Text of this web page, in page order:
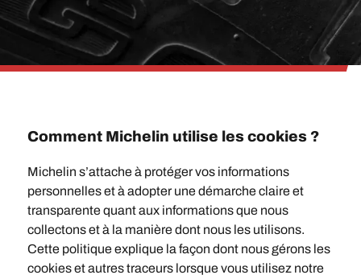
Comment Michelin utilise les cookies ?
Michelin s’attache à protéger vos informations
personnelles et à adopter une démarche claire et
transparente quant aux informations que nous
collectons et à la manière dont nous les utilisons.
Cette politique explique la façon dont nous gérons les
cookies et autres traceurs lorsque vous utilisez notre